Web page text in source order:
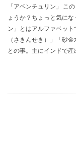
「アベンチュリン」 こ
ょうか？ちょっと気に
ン」とはアルファベッ
（さきんせき）」「砂
との事。主にインドで